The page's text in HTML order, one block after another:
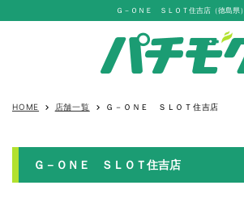
Ｇ－ＯＮＥ ＳＬＯＴ住吉店（徳島県）
HOME keyboard_arrow_right 店舗一覧 keyboard_arrow_right Ｇ－ＯＮＥ ＳＬＯＴ住吉店
Ｇ－ＯＮＥ ＳＬＯＴ住吉店